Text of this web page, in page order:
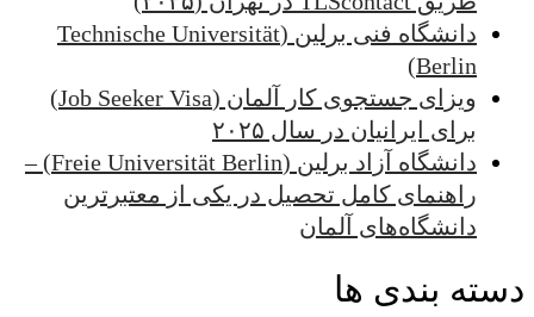
دانشگاه فنی برلین (Technische Universität
Berlin)
ویزای جستجوی کار آلمان (Job Seeker Visa)
برای ایرانیان در سال ۲۰۲۵
دانشگاه آزاد برلین (Freie Universität Berlin) –
راهنمای کامل تحصیل در یکی از معتبرترین
دانشگاه‌های آلمان
دسته بندی ها